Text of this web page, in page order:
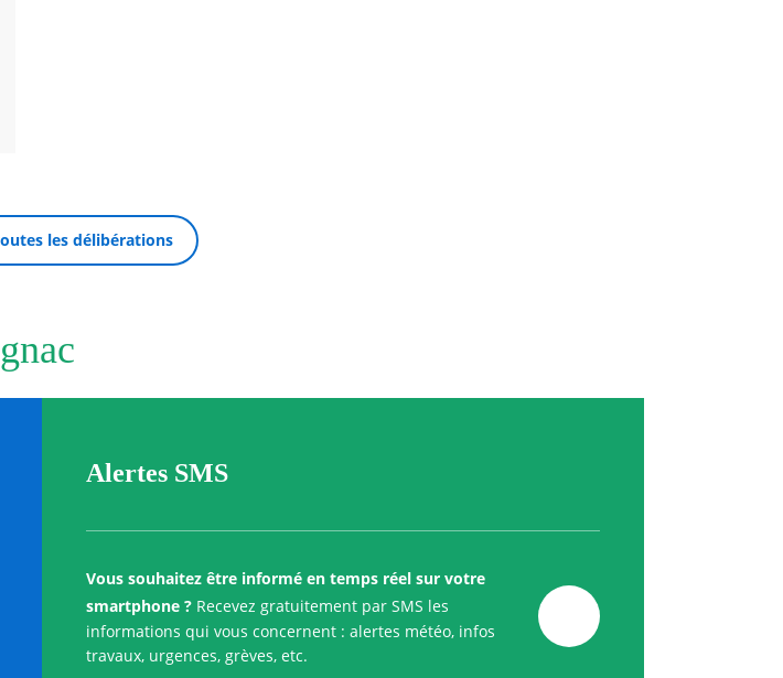
les délibérations
Alertes SMS
Vous souhaitez être informé en temps réel sur votre
smartphone ? Recevez gratuitement par SMS les
informations qui vous concernent : alertes météo, infos
travaux, urgences, grèves, etc.